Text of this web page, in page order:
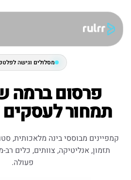
מסלולים וגישה
תמחור
קמפיינים מבוססי בינה מלאכותית,
תזמון, אנליטיקה, צוותים, כלים
פעולה.